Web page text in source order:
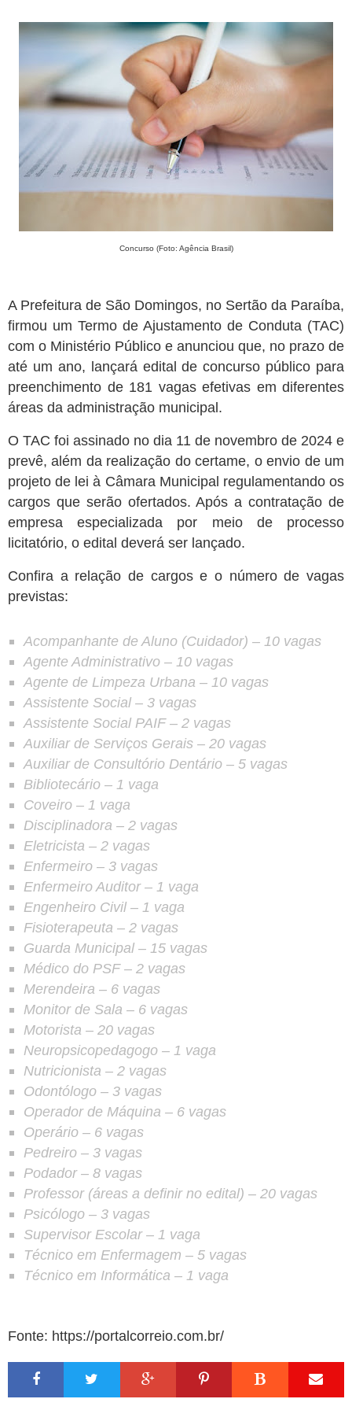
oportunidades incluem Mãe d’Água, Conceição e Assunção
Jul 19, 2026
Prefeitura paraibana abre concurso com 45 vagas e salários que
chegam a R$ 6 mil
Pedra da Boca vira passarela para desfile de moda autoral na Paraíba
Reis e Rainhas do forró serão homenageados no São Pedro de Caiçara
Jul 07, 2026 ExpoSerra Araruna 2026 acontecerá de 10 a 12 de julho
Ago 08, 2026
Câmara Municipal de Tacima realiza 18ª Sessão Ordinária de 2026.
Concurso (Foto: Agência Brasil)
A Prefeitura de São Domingos, no Sertão da Paraíba,
firmou um Termo de Ajustamento de Conduta (TAC)
com o Ministério Público e anunciou que, no prazo de
até um ano, lançará edital de concurso público para
preenchimento de 181 vagas efetivas em diferentes
áreas da administração municipal.
O TAC foi assinado no dia 11 de novembro de 2024 e
prevê, além da realização do certame, o envio de um
projeto de lei à Câmara Municipal regulamentando os
cargos que serão ofertados. Após a contratação de
empresa especializada por meio de processo
licitatório, o edital deverá ser lançado.
Confira a relação de cargos e o número de vagas
previstas:
Acompanhante de Aluno (Cuidador) – 10 vagas
Agente Administrativo – 10 vagas
Agente de Limpeza Urbana – 10 vagas
Assistente Social – 3 vagas
Assistente Social PAIF– 2 vagas
Auxiliar de Serviços Gerais – 20 vagas
Auxiliar de Consultório Dentário – 5 vagas
Bibliotecário – 1 vaga
Coveiro – 1 vaga
Disciplinadora – 2 vagas
Eletricista – 2 vagas
Enfermeiro – 3 vagas
Enfermeiro Auditor– 1 vaga
Engenheiro Civil – 1 vaga
Fisioterapeuta – 2 vagas
Guarda Municipal – 15 vagas
Médico do PSF– 2 vagas
Merendeira – 6 vagas
Monitor de Sala – 6 vagas
Motorista – 20 vagas
Neuropsicopedagogo – 1 vaga
Nutricionista – 2 vagas
Odontólogo – 3 vagas
Operador de Máquina – 6 vagas
Operário – 6 vagas
Pedreiro – 3 vagas
Podador– 8 vagas
Professor (áreas a definir no edital) – 20 vagas
Psicólogo – 3 vagas
Supervisor Escolar– 1 vaga
Técnico em Enfermagem – 5 vagas
Técnico em Informática – 1 vaga
Fonte: https://portalcorreio.com.br/